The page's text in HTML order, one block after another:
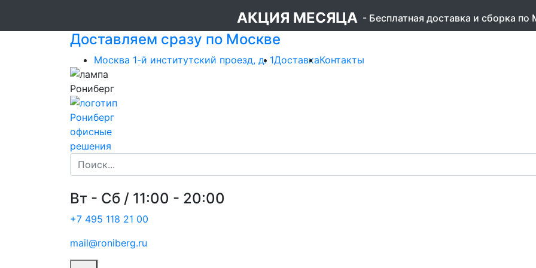
АКЦИЯ МЕСЯЦА - Бесплатная доставка и сборка по
Доставляем сразу по Москве
Москва 1-й институтский проезд, д. 1ДоставкаКонтакты
офисные
решения
Вт - Сб / 11:00 - 20:00
+7 495 118 21 00
mail@roniberg.ru